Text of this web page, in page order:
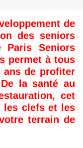
de
des seniors
Paris Seniors
permet à tous
ans de profiter
la santé au
cet
les clefs et les
terrain de